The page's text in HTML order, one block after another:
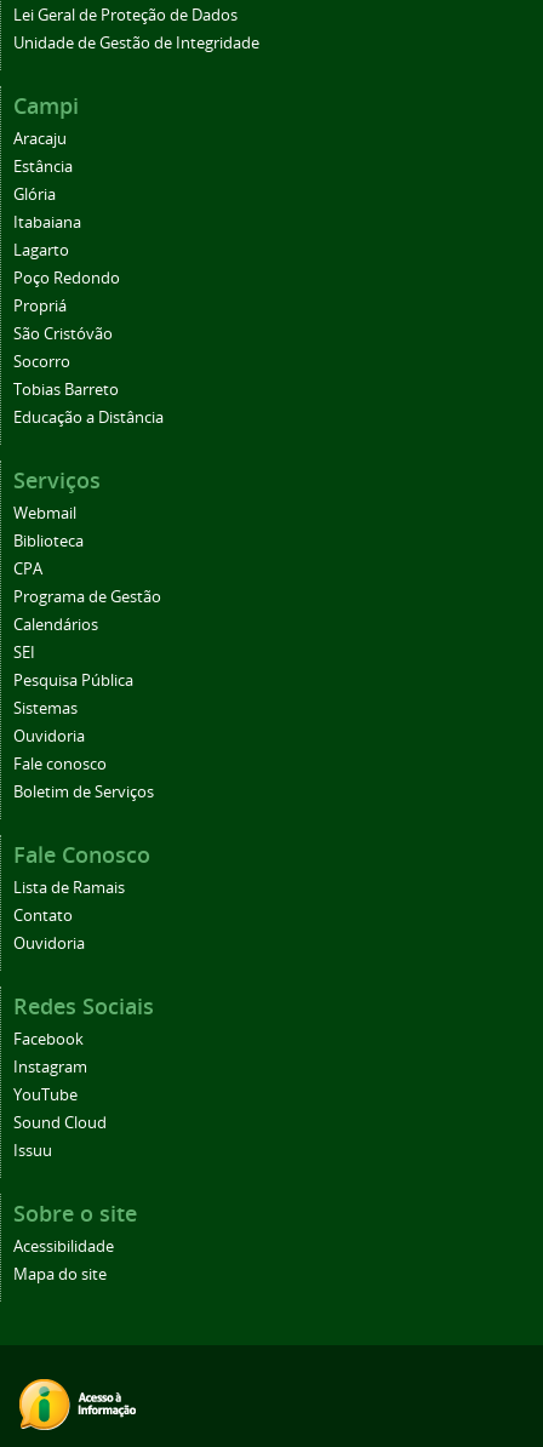
Lei Geral de Proteção de Dados
Unidade de Gestão de Integridade
Campi
Aracaju
Estância
Glória
Itabaiana
Lagarto
Poço Redondo
Propriá
São Cristóvão
Socorro
Tobias Barreto
Educação a Distância
Serviços
Webmail
Biblioteca
CPA
Programa de Gestão
Calendários
SEI
Pesquisa Pública
Sistemas
Ouvidoria
Fale conosco
Boletim de Serviços
Fale Conosco
Lista de Ramais
Contato
Ouvidoria
Redes Sociais
Facebook
Instagram
YouTube
Sound Cloud
Issuu
Sobre o site
Acessibilidade
Mapa do site